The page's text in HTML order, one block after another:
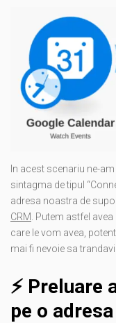
In acest scenariu ne-
sintagma de tipul
adresa noastra de
CRM . Putem astfel
care le vom avea,
mai fi nevoie sa
⚡️ Preluare
pe o